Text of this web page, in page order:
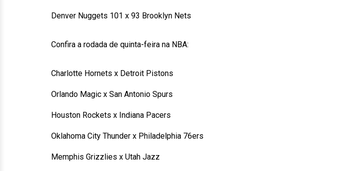
Denver Nuggets 101 x 93 Brooklyn Nets
Confira a rodada de quinta-feira na NBA:
Charlotte Hornets x Detroit Pistons
Orlando Magic x San Antonio Spurs
Houston Rockets x Indiana Pacers
Oklahoma City Thunder x Philadelphia 76ers
Memphis Grizzlies x Utah Jazz